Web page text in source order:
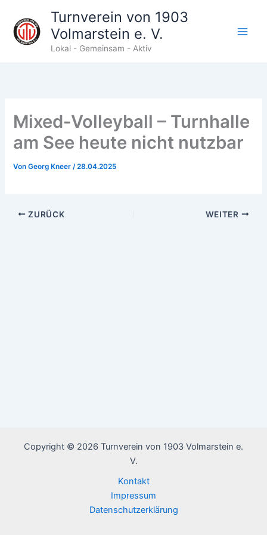
Inhalt
springen
Turnverein von 1903
Volmarstein e. V.
Lokal - Gemeinsam - Aktiv
Mixed-Volleyball – Turnhalle
am See heute nicht nutzbar
VonGeorg Kneer/28.04.2025
ZURÜCK WEITER
Copyright © 2026 Turnverein von 1903 Volmarstein e.
V.
Kontakt
Impressum
Datenschutzerklärung